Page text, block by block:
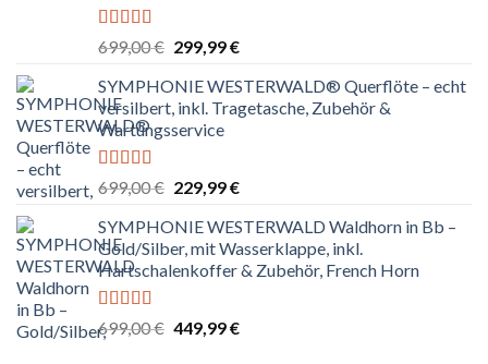
Bewertet
4.80
von 5
699,00€ Ursprünglicher
war:
699,00 €
299,99€Aktueller
ist:
299,99 €.
SYMPHONIE WESTERWALD® Querflöte – echt
versilbert, inkl. Tragetasche, Zubehör &
Wartungsservice
Bewertet
4.83
von 5
699,00€ Ursprünglicher
war:
699,00 €
229,99€Aktueller
ist:
229,99 €.
SYMPHONIE WESTERWALD Waldhorn in Bb –
Gold/Silber, mit Wasserklappe, inkl.
Hartschalenkoffer & Zubehör, French Horn
Bewertet
mit
4.67
699,00€ Ursprünglicher
449,99€Aktueller